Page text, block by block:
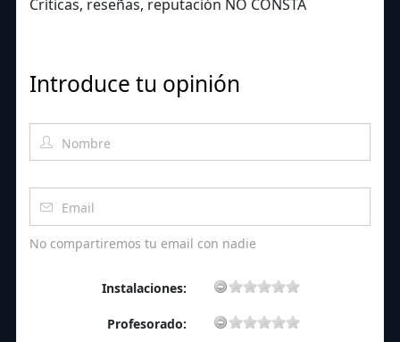
Críticas, reseñas, reputación NO CONSTA
Introduce tu opinión
No compartiremos tu email con nadie
Instalaciones:
Profesorado: